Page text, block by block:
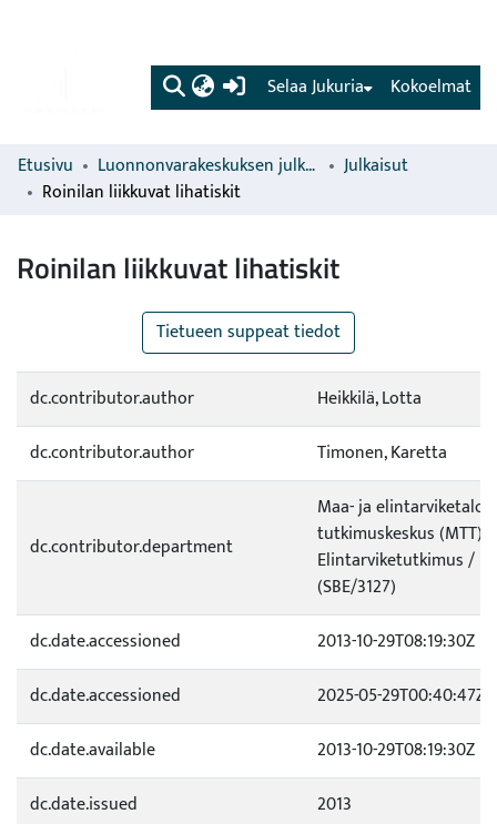
(current) Kokoelmat
Selaa Jukuria
Etusivu Luonnonvarakeskuksen julkaisut
Julkaisut
Roinilan liikkuvat lihatiskit
Roinilan liikkuvat lihatiskit
Tietueen suppeat tiedot
dc.contributor.author
Heikkilä, Lotta
dc.contributor.author
Timonen, Karetta
dc.contributor.department
Maa- ja
tutkimuskeskus (MTT) /
Elintarviketutkimus /
(SBE/3127)
dc.date.accessioned
2013-10-29T08:19:30Z
dc.date.accessioned
2025-05-29T00:40:47Z
dc.date.available
2013-10-29T08:19:30Z
dc.date.issued
2013